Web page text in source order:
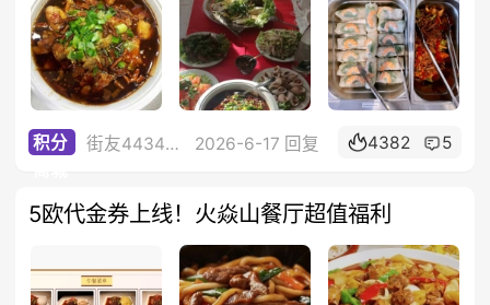
积分
街友44342284 2026-6-17 回复 4382 5
5欧代金券上线！火焱山餐厅超值福利